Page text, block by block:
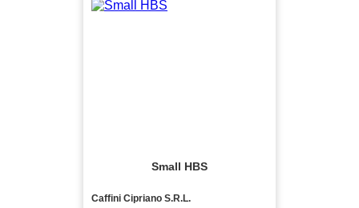
Small HBS
Caffini Cipriano S.R.L.